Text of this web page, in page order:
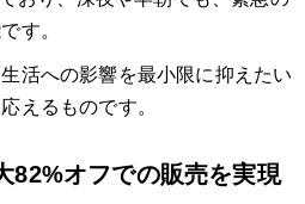
す。
活への影響を最小限に抑えたい
えるものです。
82%オフでの販売を実現